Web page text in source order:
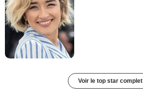
Voir le top star complet